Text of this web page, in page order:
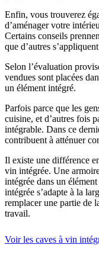
Enfin, vous trouverez
d’aménager votre
Certains conseils
que d’autres
Selon l’évaluation
vendues sont placées
un élément intégré.
Parfois parce que les
cuisine, et d’autres fois
intégrable. Dans ce
contribuent à atténuer
Il existe une différence
vin intégrée. Une
intégrée dans un
intégrée s’adapte à la
remplacer une partie de
travail.
Voir les caves à vin